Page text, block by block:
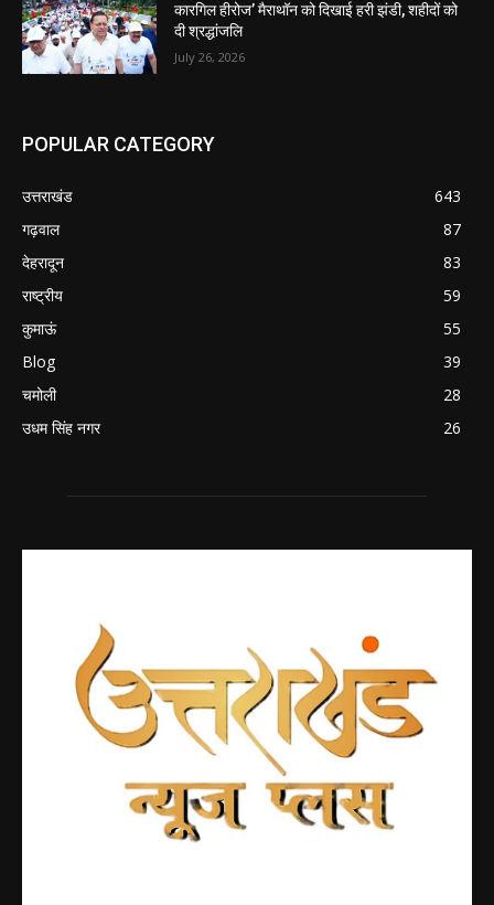
कारगिल हीरोज’ मैराथॉन को दिखाई हरी झंडी, शहीदों को
दी श्रद्धांजलि
July 26, 2026
POPULAR CATEGORY
उत्तराखंड
643
गढ़वाल
87
देहरादून
83
राष्ट्रीय
59
कुमाऊं
55
Blog
39
चमोली
28
उधम सिंह नगर
26